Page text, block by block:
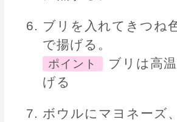
ブリを入れてきつね
で揚げる。
ポイント
ブリは高
げる
ボウルにマヨネーズ